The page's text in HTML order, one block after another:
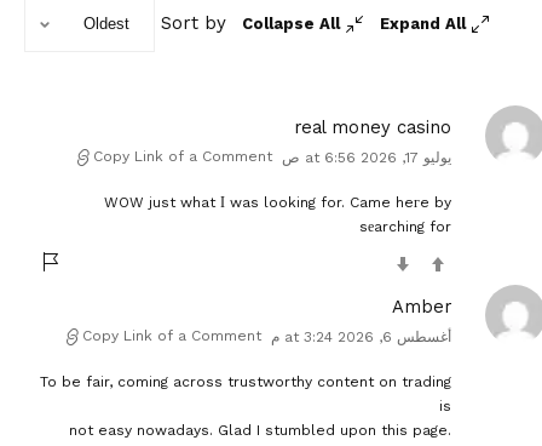
ق
Expand All
Collapse All
Sort by
real money casino
يوليو 17, 2026 at 6:56 ص Copy Link of a Comment
WOW just what Ι was looking for. Came heгe by
sеarching for
Amber
أغسطس 6, 2026 at 3:24 م Copy Link of a Comment
To be fair, coming across trustworthy content on trading
is
not easy nowadays. Glad I stumbled upon this page.